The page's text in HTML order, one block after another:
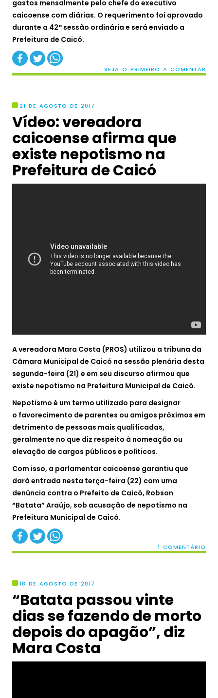
gastos mensalmente pelo chefe do executivo
caicoense com diárias. O requerimento foi aprovado
durante a 42ª sessão ordinária e será enviado a
Prefeitura de Caicó.
SEJA O PRIMEIRO A COMENTAR
21 DE AGOSTO DE 2017
Vídeo: vereadora
caicoense afirma que
existe nepotismo na
Prefeitura de Caicó
A vereadora Mara Costa (PROS) utilizou a tribuna da
Câmara Municipal de Caicó na sessão plenária desta
segunda-feira (21) e em seu discurso afirmou que
existe nepotismo na Prefeitura Municipal de Caicó.
Nepotismo é um termo utilizado para designar
o favorecimento de parentes ou amigos próximos em
detrimento de pessoas mais qualificadas,
geralmente no que diz respeito à nomeação ou
elevação de cargos públicos e políticos.
Com isso, a parlamentar caicoense garantiu que
dará entrada nesta terça-feira (22) com uma
denúncia contra o Prefeito de Caicó, Robson
“Batata” Araújo, sob acusação de nepotismo na
Prefeitura Municipal de Caicó.
1 COMENTÁRIO
18 DE AGOSTO DE 2017
“Batata passou vinte
dias se fazendo de morto
depois do apagão”, diz
Mara Costa